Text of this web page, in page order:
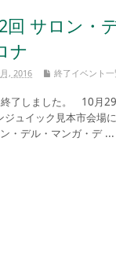
回 サロン・
ナ
, 2016 終了イベント一
了しました。 10月
ジュイック見本市会場
・デル・マンガ・デ ...